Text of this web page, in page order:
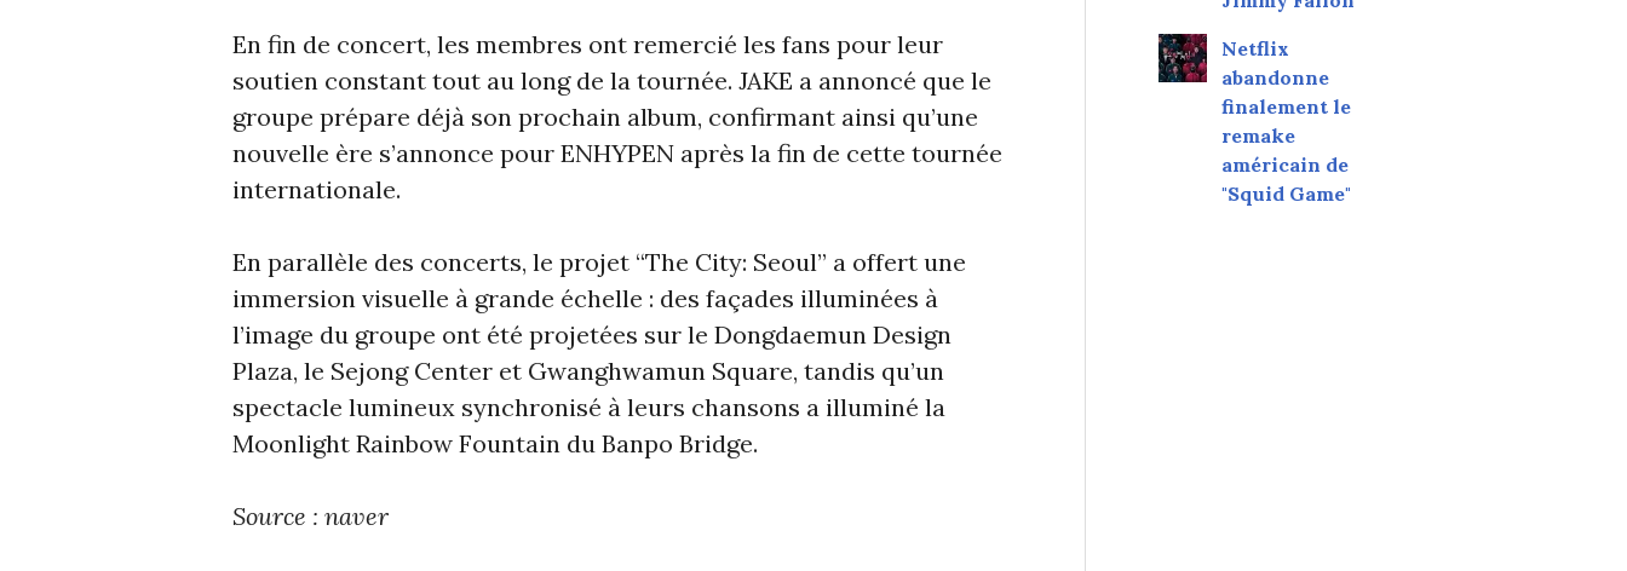
En fin de concert, les membres ont remercié les fans pour leur
soutien constant tout au long de la tournée. JAKE a annoncé que le
groupe prépare déjà son prochain album, confirmant ainsi qu’une
nouvelle ère s’annonce pour ENHYPEN après la fin de cette tournée
internationale.
En parallèle des concerts, le projet “The City: Seoul” a offert une
immersion visuelle à grande échelle : des façades illuminées à
l’image du groupe ont été projetées sur le Dongdaemun Design
Plaza, le Sejong Center et Gwanghwamun Square, tandis qu’un
spectacle lumineux synchronisé à leurs chansons a illuminé la
Moonlight Rainbow Fountain du Banpo Bridge.
Source : naver
Netflix
abandonne
finalement le
remake
américain de
"Squid Game"